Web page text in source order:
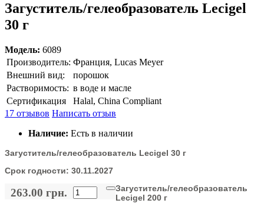
Загуститель/гелеобразователь Lecigel
30 г
Модель: 6089
Производитель: Франция, Lucas Meyer
Внешний вид:
порошок
Растворимость: в воде и масле
Сертификация
Halal, China Compliant
17 отзывов Написать отзыв
Наличие: Есть в наличии
Загуститель/гелеобразователь Lecigel 30 г
Срок годности: 30.11.2027
263.00 грн.
Загуститель/гелеобразователь
Lecigel 200 г